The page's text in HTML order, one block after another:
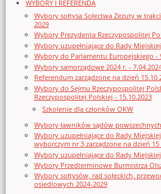
WYBORY I REFERENDA
Wybory sołtysa Sołectwa Zezuty w
2029
Wybory Prezydenta Rzeczypospolitej
Wybory uzupełniające do Rady
Wybory do Parlamentu Europejskiego -
Wybory samorządowe 2024 r. -
Referendum zarządzone na dzień
Wybory do Sejmu Rzeczypospolitej
Rzeczypospolitej Polskiej - 15.10.2023
Szkolenie dla członków OKW
Wybory ławników sądów
Wybory uzupełniające do Rady
wyborczym nr 3 zarządzone na dzień 15
Wybory uzupełniające do Rady
Wybory Przedterminowe Burmistrza
Wybory sołtysów, rad sołeckich,
osiedlowych 2024-2029